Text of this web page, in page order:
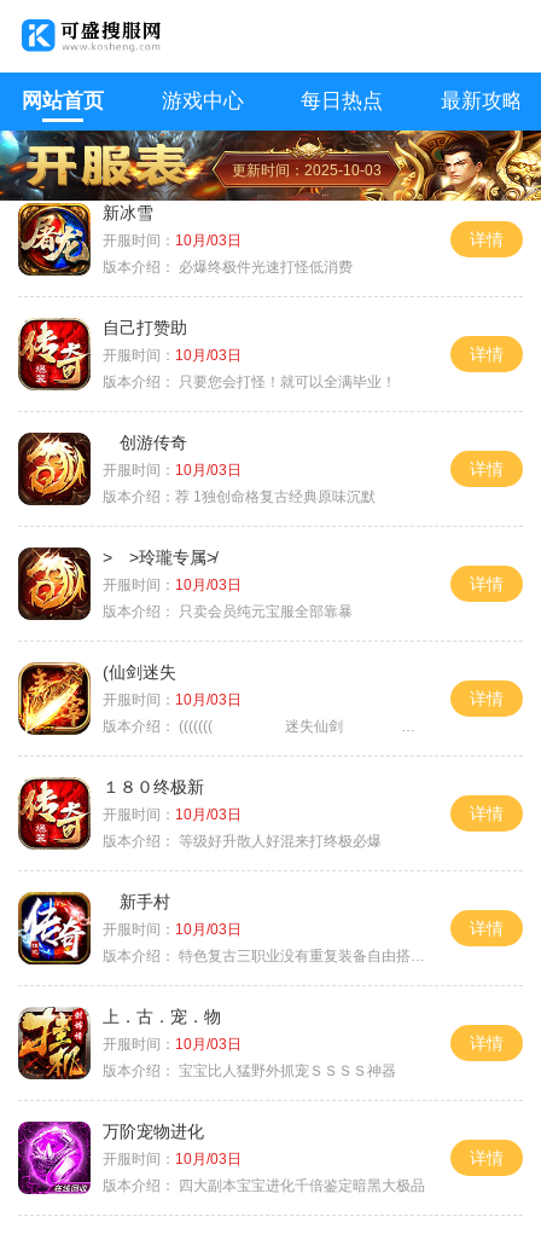
网站首页 游戏中心 每日热点 最新攻略
更新时间：2025-10-03
新冰雪
开服时间： 10月/03日
版本介绍：
必爆终极件光速打怪低消费
详情
自己打赞助
开服时间： 10月/03日
版本介绍：
只要您会打怪！就可以全满毕业！
详情
创游传奇
开服时间： 10月/03日
版本介绍： 荐 1独创命格复古经典原味沉默
详情
> >玲瓏专属≯
开服时间： 10月/03日
版本介绍：
只卖会员纯元宝服全部靠暴
详情
(仙剑迷失
开服时间： 10月/03日
版本介绍： ((((((( 迷失仙剑 )))))
详情
１８０终极新
开服时间： 10月/03日
版本介绍： 等级好升散人好混来打终极必爆
详情
新手村
开服时间： 10月/03日
版本介绍： 特色复古三职业没有重复装备自由搭配私
详情
上．古．宠．物
开服时间： 10月/03日
版本介绍： 宝宝比人猛野外抓宠ＳＳＳＳ神器
详情
万阶宠物进化
开服时间： 10月/03日
版本介绍：
四大副本宝宝进化千倍鉴定暗黑大极品
详情